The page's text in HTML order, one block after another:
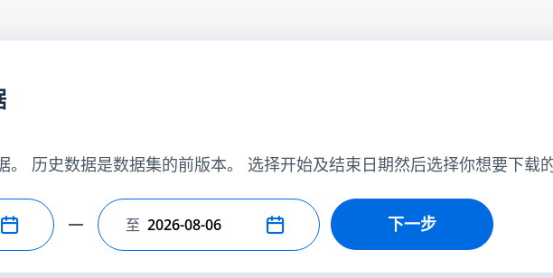
。 历史数据是数据集的前版本。 选择开始及结束日期然后选择你想要下载
选择结束日期
至 下一步